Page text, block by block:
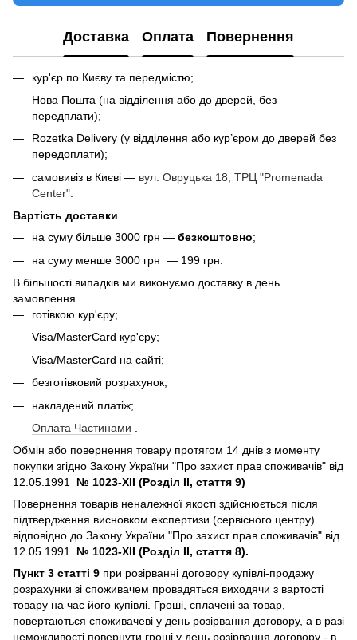
Доставка Оплата Повернення
кур'єр по Києву та передмістю;
Нова Пошта (на відділення або до дверей, без
передплати);
Rozetka Delivery (у відділення або кур’єром до дверей без
передоплати);
самовивіз в Києві — вул. Овруцька 18, ТРЦ "Promenada
Center"
Вартість доставки
на суму більше 3000 грн — безкоштовно;
на суму менше 3000 грн — 199 грн.
В більшості випадків ми виконуємо доставку в день
замовлення.
готівкою кур'єру;
Visa/MasterCard кур'єру;
Visa/MasterCard на сайті;
безготівковий розрахунок;
накладений платіж;
Оплата Частинами
Обмін або повернення товару протягом 14 днів з моменту
покупки згідно Закону України "Про захист прав споживачів" від
12.05.1991 № 1023-XII (Розділ II, стаття 9)
Повернення товарів неналежної якості здійснюється після
підтвердження висновком експертизи (сервісного центру)
відповідно до Закону України "Про захист прав споживачів" від
12.05.1991 № 1023-XII (Розділ II, стаття 8).
Пункт 3 статті 9 при розірванні договору купівлі-продажу
розрахунки зі споживачем провадяться виходячи з вартості
товару на час його купівлі. Гроші, сплачені за товар,
повертаються споживачеві у день розірвання договору, а в разі
неможливості повернути гроші у день розірвання договору - в